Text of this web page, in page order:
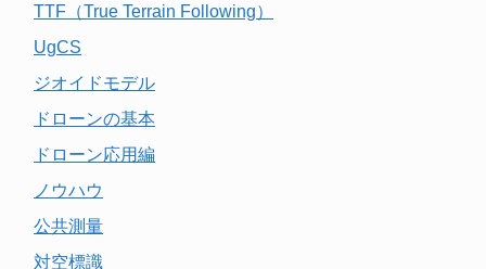
TTF（True Terrain Following）
UgCS
ジオイドモデル
ドローンの基本
ドローン応用編
ノウハウ
公共測量
対空標識